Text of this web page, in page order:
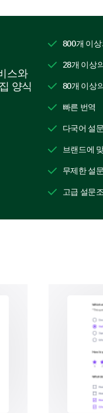
1 2
and
would you like to
스와
양식
800개 이
28개 이상
80개 이상
빠른 번역
다국어 설
브랜드에
무제한 설
고급 설문